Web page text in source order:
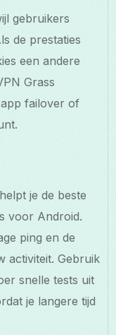
gebruikers
de prestaties
een andere
Grass
failover of
je de beste
voor Android.
ping en de
activiteit. Gebruik
snelle tests uit
je langere tijd